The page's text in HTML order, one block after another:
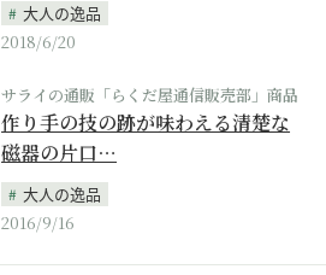
大人の逸品
2018/6/20
サライの通販「らくだ屋通信販売部」商品
作り手の技の跡が味わえる清楚な
磁器の片口…
大人の逸品
2016/9/16